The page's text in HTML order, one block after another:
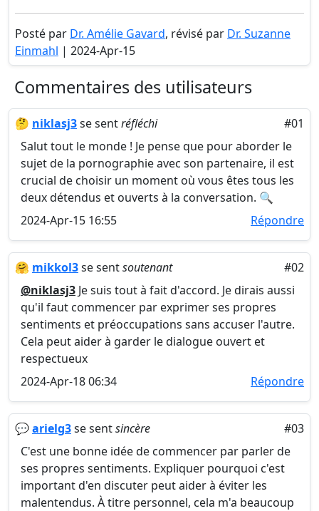
Posté par Dr. Amélie Gavard, révisé par Dr. Suzanne
Einmahl | 2024-Apr-15
Commentaires des utilisateurs
🤔 niklasj3se sentréfléchi
#01
Salut tout le monde ! Je pense que pour aborder le
sujet de la pornographie avec son partenaire, il est
crucial de choisir un moment où vous êtes tous les
deux détendus et ouverts à la conversation. 🔍
2024-Apr-15 16:55
Répondre
🤗 mikkol3se sentsoutenant
#02
@niklasj3 Je suis tout à fait d'accord. Je dirais aussi
qu'il faut commencer par exprimer ses propres
sentiments et préoccupations sans accuser l'autre.
Cela peut aider à garder le dialogue ouvert et
respectueux
2024-Apr-18 06:34
Répondre
💬arielg3se sentsincère
#03
C'est une bonne idée de commencer par parler de
ses propres sentiments. Expliquer pourquoi c'est
important d'en discuter peut aider à éviter les
malentendus. À titre personnel, cela m'a beaucoup